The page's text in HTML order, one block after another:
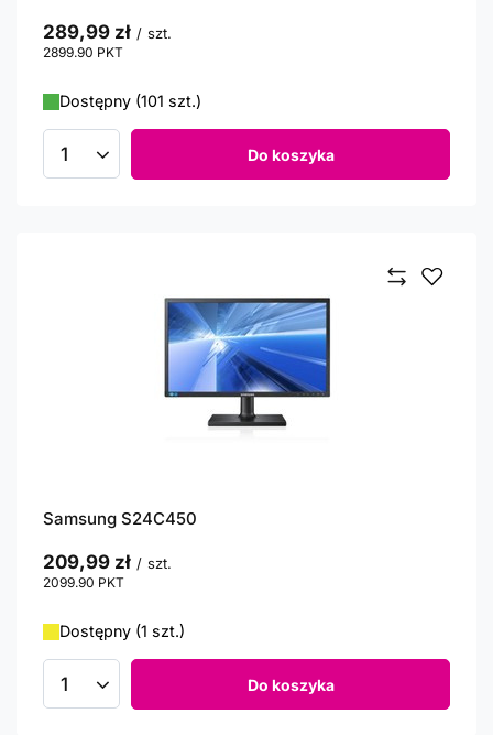
289,99 zł / szt.
2899.90 PKT
Dostępny (101 szt.)
Ilość produktów Do koszyka
Samsung S24C450
209,99 zł / szt.
2099.90 PKT
Dostępny (1 szt.)
Ilość produktów Do koszyka